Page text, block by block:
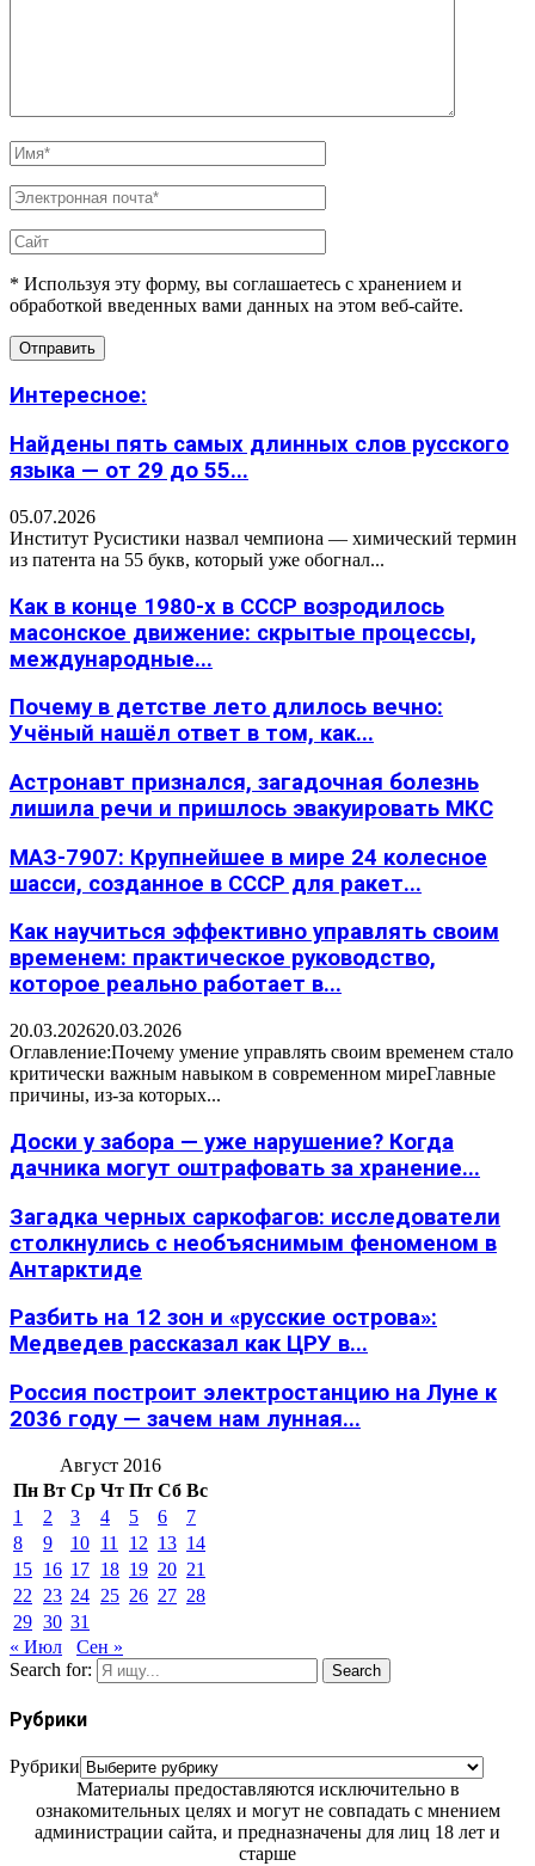
* Используя эту форму, вы соглашаетесь с хранением и
обработкой введенных вами данных на этом веб-сайте.
Интересное:
Найдены пять самых длинных слов русского
языка — от 29 до 55...
05.07.2026
Институт Русистики назвал чемпиона — химический термин
из патента на 55 букв, который уже обогнал...
Как в конце 1980-х в СССР возродилось
масонское движение: скрытые процессы,
международные...
Почему в детстве лето длилось вечно:
Учёный нашёл ответ в том, как...
Астронавт признался, загадочная болезнь
лишила речи и пришлось эвакуировать МКС
МАЗ-7907: Крупнейшее в мире 24 колесное
шасси, созданное в СССР для ракет...
Как научиться эффективно управлять своим
временем: практическое руководство,
которое реально работает в...
20.03.202620.03.2026
Оглавление:Почему умение управлять своим временем стало
критически важным навыком в современном миреГлавные
причины, из-за которых...
Доски у забора — уже нарушение? Когда
дачника могут оштрафовать за хранение...
Загадка черных саркофагов: исследователи
столкнулись с необъяснимым феноменом в
Антарктиде
Разбить на 12 зон и «русские острова»:
Медведев рассказал как ЦРУ в...
Россия построит электростанцию на Луне к
2036 году — зачем нам лунная...
Август 2016
Пн Вт Ср Чт Пт Сб Вс
1
2 3 4 5 6
7
8
9 10 11 12 13 14
15 16 17 18 19 20 21
22
23 24 25 26 27 28
29 30 31
« Июл
Сен »
Search for:
Search
Рубрики
Рубрики
Материалы предоставляются исключительно в
ознакомительных целях и могут не совпадать с мнением
администрации сайта, и предназначены для лиц 18 лет и
старше